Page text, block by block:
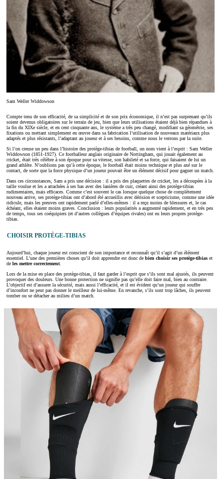
Sam Weller Widdowson
Compte tenu de son efficacité, de sa simplicité et de son prix économique, il n’est pas surprenant qu’ils
soient devenus obligatoires sur le terrain de jeu, bien que leurs utilisations étaient déjà bien répandues à
la fin du XIXe siècle, et en cent cinquante ans, le système a très peu changé, modifiant sa géométrie, ses
fixations ou mettant simplement en œuvre dans sa fabrication l’utilisation de nouveaux matériaux plus
adaptés et plus résistants, l’adaptant au joueur et à ses besoins, comme nous le verrons par la suite.
Si l’on creuse un peu dans l’histoire des protège-tibias de football, un nom vient à l’esprit : Sam Weller
Widdowson (1851-1927). Ce footballeur anglais originaire de Nottingham, qui jouait également au
cricket, était très célèbre à son époque pour sa vitesse, son habileté et sa force, qui faisaient de lui un
grand athlète. N’oublions pas qu’à cette époque, le football était moins technique et plus axé sur le
contact, de sorte que la force physique d’un joueur pouvait être un élément décisif pour gagner un match.
Dans ces circonstances, Sam a pris une décision : il a pris des plaquettes de cricket, les a découpées à la
taille voulue et les a attachées à ses bas avec des lanières de cuir, créant ainsi des protège-tibias
rudimentaires, mais efficaces. Comme c’est souvent le cas lorsque quelque chose de complètement
nouveau arrive, ses protège-tibias ont d’abord été accueillis avec dérision et scepticisme, comme une idée
ridicule, mais les preuves ont rapidement parlé d’elles-mêmes : il a reçu moins de blessures et, le cas
échéant, elles étaient moins graves. Conclusion : leurs popularités a augmenté rapidement, et en très peu
de temps, tous ses coéquipiers (et d’autres collègues d’équipes rivales) ont eu leurs propres protège-
tibias.
CHOISIR PROTÈGE-TIBIAS
Aujourd’hui, chaque joueur est conscient de son importance et reconnaît qu’il s’agit d’un élément
essentiel. L’une des premières choses qu’il doit apprendre est donc de bien choisir ses protège-tibias et
de les mettre correctement
Lors de la mise en place des protège-tibias, il faut garder à l’esprit que s’ils sont mal ajustés, ils peuvent
provoquer des douleurs. Une bonne protection ne signifie pas qu’elle doit faire mal, bien au contraire.
L’objectif est d’assurer la sécurité, mais aussi l’efficacité, et il est évident qu’un joueur qui souffre
d’inconfort ne peut pas donner le meilleur de lui-même. En revanche, s’ils sont trop lâches, ils peuvent
tomber ou se détacher au milieu d’un match.